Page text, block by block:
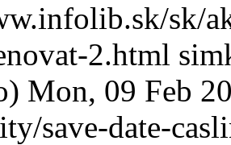
sk/
2.html
Mon, 09 Feb
save-date-